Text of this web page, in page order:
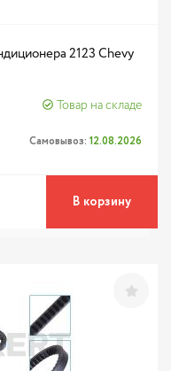
2123 Chevy
Товар на складе
Самовывоз: 12.08.2026
В корзину